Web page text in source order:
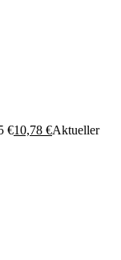
€10,78 €Aktueller